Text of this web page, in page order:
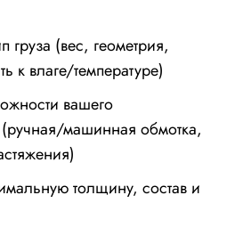
груза (вес, геометрия,
к влаге/температуре)
вашего
машинная обмотка,
толщину, состав и